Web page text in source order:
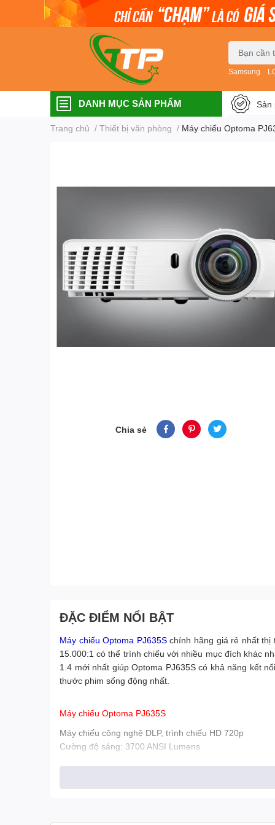
Samsung
DANH MỤC SẢN PHẨM Sản
Trang chủ / Thiết bị văn phòng / Máy chiếu Optoma
Chia sẻ
ĐẶC ĐIỂM NỔI BẬT
Máy chiếu Optoma PJ635Schính hãng giá rẻ nhất thị
15.000:1 có thể trình chiếu với nhiều mục đích khác
1.4 mới nhất giúp Optoma PJ635S có khả năng kết
thước phim sống động nhất.
Máy chiếu Optoma PJ635S
Máy chiếu công nghệ DLP, trình chiếu HD 720p
Cường độ sáng: 3700 ANSI Lumens
Độ phân giải nén: UXGA (1600 x 1200)